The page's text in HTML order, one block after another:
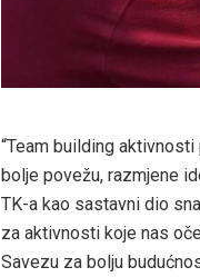
“Team building
bolje povežu, razmjene
TK-a kao sastavni dio
za aktivnosti koje nas
Savezu za bolju